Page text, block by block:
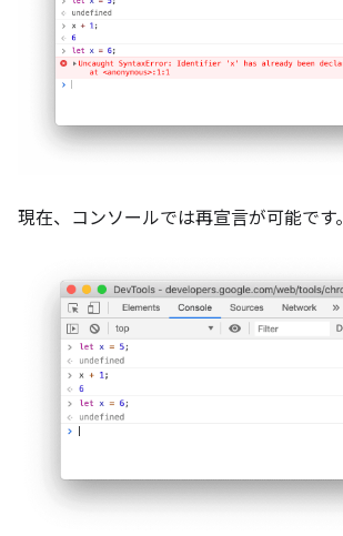
現在、コンソールでは再宣言が可能です。